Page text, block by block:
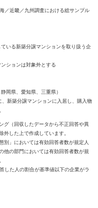
／近畿／九州調査における総サンプル
いる新築分譲マンションを取り扱う企
ションは対象外とする
岡県、愛知県、三重県）
、新築分譲マンションに入居し、購入物
グ（回収したデータから不正回答や異
した上で作成しています。
」においては有効回答者数が規定人
他の部門においては有効回答者数が規
した人の割合が基準値以下の企業がラ